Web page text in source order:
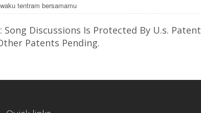
tentram bersamamu
Song Discussions Is Protected By U.s. Patent
Patents Pending.